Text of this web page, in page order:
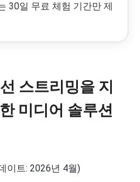
30일 무료 체험 기간만 제
스트리밍을 지
미디어 솔루션
이트: 2026년 4월)